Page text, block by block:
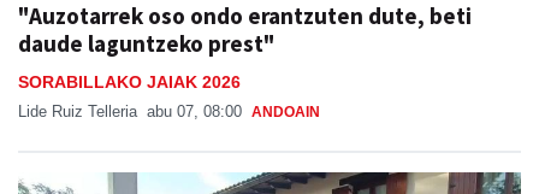
"Auzotarrek oso ondo erantzuten dute, beti
daude laguntzeko prest"
SORABILLAKO JAIAK 2026
Lide Ruiz Telleria abu 07, 08:00 ANDOAIN